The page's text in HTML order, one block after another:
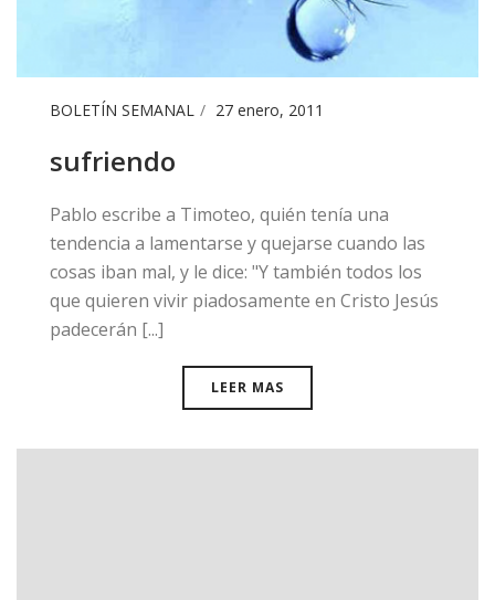
BOLETÍN SEMANAL 27 enero, 2011
sufriendo
​Pablo escribe a Timoteo, quién tenía una
tendencia a lamentarse y quejarse cuando las
cosas iban mal, y le dice: "Y también todos los
que quieren vivir piadosamente en Cristo Jesús
padecerán [...]
LEER MAS